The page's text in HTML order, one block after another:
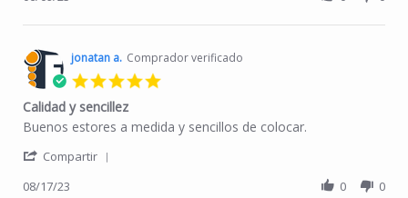
jonatan a. Comprador verificado
Calidad y sencillez
Review by jonatan a. on 17 Aug 2023
review stating Calidad y sencillez
Buenos estores a medida y sencillos de colocar.
Compartir
08/17/23 0 0